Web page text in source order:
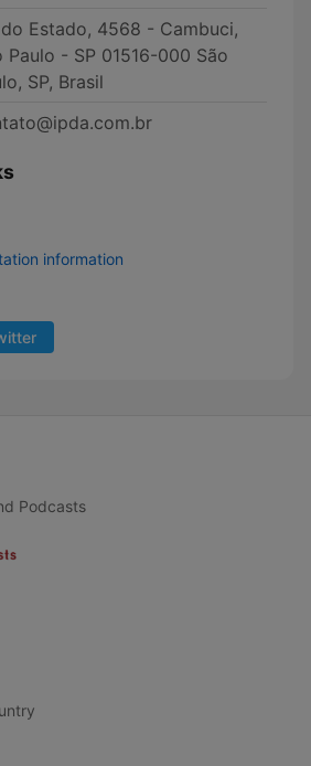
Estado, 4568 - Cambuci,
Paulo - SP 01516-000 São
SP, Brasil
information
Podcasts